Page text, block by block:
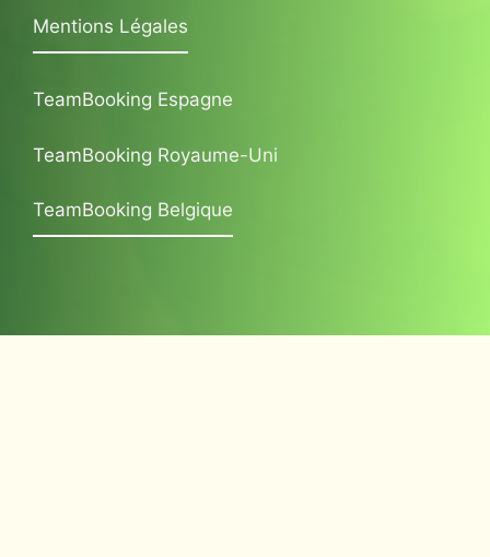
Mentions Légales
TeamBooking Espagne
TeamBooking Royaume-Uni
TeamBooking Belgique